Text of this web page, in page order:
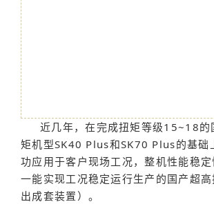
近几年，在完成扭矩等级15~18的
矩机型SK40 Plus和SK70 Plus的基础
功应用于客户现场工况，整机性能稳
一能实现工况稳定运行生产的国产超
出成套装置）。